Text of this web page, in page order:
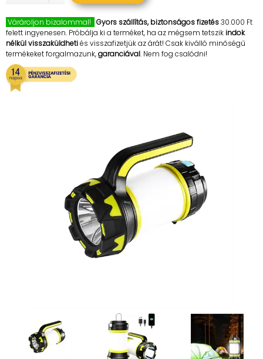
Várároljon bizalommal! Gyors szállítás, biztonságos fizetés30.000 Ft
felett ingyenesen. Próbálja ki a terméket, ha az mégsem tetszikindok
nélkül visszaküldhetiés visszafizetjük az árát! Csak kiválló minőségű
termékeket forgalmazunk,garanciával. Nem fog csalódni!